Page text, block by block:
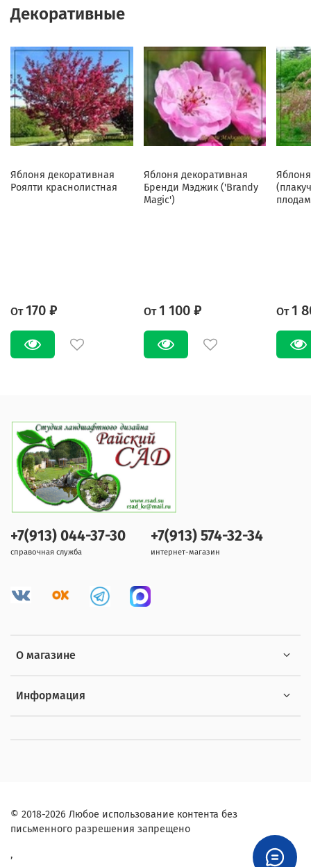
Декоративные
Яблоня декоративная
Роялти краснолистная
От 170 ₽
Яблоня декоративная
Бренди Мэджик ('Brandy
Magic')
От 1 100 ₽ От 1
О магазине
Информация
+7(913) 044-37-30
справочная служба
+7(913) 574-32-34
интернет-магазин
© 2018-2026 Любое использование контента без
письменного разрешения запрещено
,